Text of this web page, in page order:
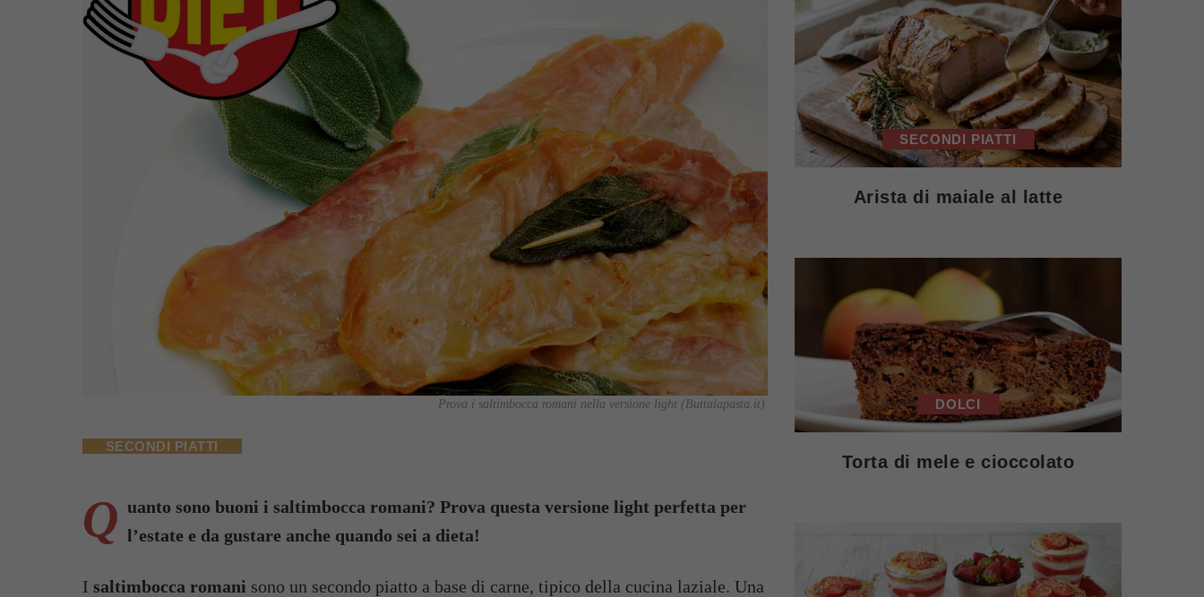
Prova i saltimbocca romani nella versione light (Buttalapasta.it)
SECONDI PIATTI
Q uanto sono buoni i saltimbocca romani? Prova questa versione light perfetta per
l’estate e da gustare anche quando sei a dieta!
I saltimbocca romani sono un secondo piatto a base di carne, tipico della cucina laziale. Una
SECONDI PIATTI
Arista di maiale al latte
DOLCI
Torta di mele e cioccolato